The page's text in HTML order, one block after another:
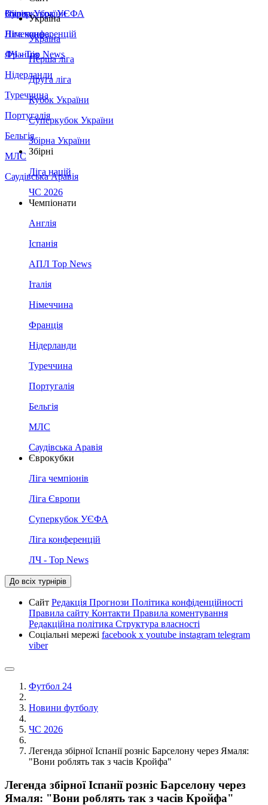
Збірна України
Італія
Німеччина
Франція
Нідерланди
Туреччина
Португалія
Бельгія
МЛС
Саудівська Аравія
Суперкубок УЄФА
Ліга конференцій
ЛЧ - Top News
Україна
Україна
Перша ліга
Друга ліга
Кубок України
Суперкубок України
Збірна України
Збірні
Ліга націй
ЧС 2026
Чемпіонати
Англія
Іспанія
АПЛ Top News
Італія
Німеччина
Франція
Нідерланди
Туреччина
Португалія
Бельгія
МЛС
Саудівська Аравія
Єврокубки
Ліга чемпіонів
Ліга Європи
Суперкубок УЄФА
Ліга конференцій
ЛЧ - Top News
До всіх турнірів
Сайт Редакція Прогнози Політика конфіденційності
Правила сайту Контакти Правила коментування
Редакційна політика Структура власності
Соціальні мережі facebook x youtube instagram telegram
viber
Футбол 24
Новини футболу
ЧС 2026
Легенда збірної Іспанії розніс Барселону через Ямаля:
"Вони роблять так з часів Кройфа"
Легенда збірної Іспанії розніс Барселону через
Ямаля: "Вони роблять так з часів Кройфа"